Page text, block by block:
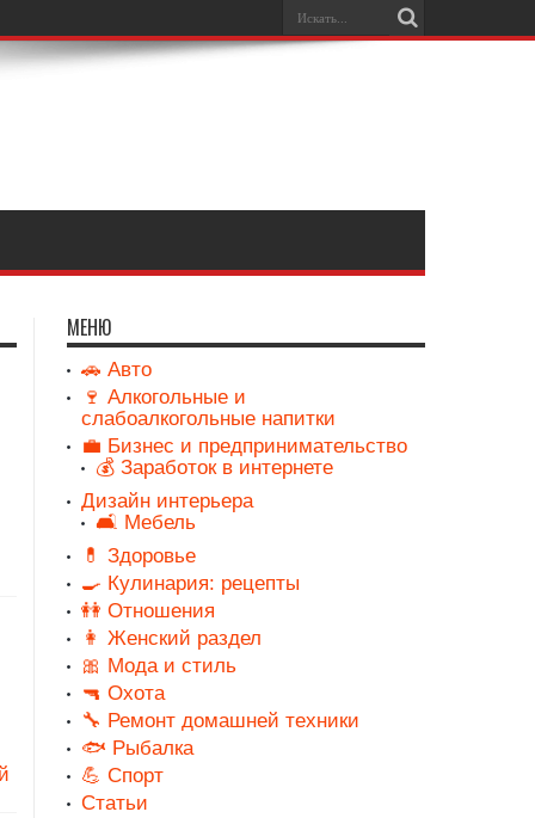
МЕНЮ
🚗 Авто
🍷 Алкогольные и
слабоалкогольные напитки
💼 Бизнес и предпринимательство
💰 Заработок в интернете
Дизайн интерьера
🛋️ Мебель
💊 Здоровье
🍳 Кулинария: рецепты
👭 Отношения
👩 Женский раздел
🎀 Мода и стиль
🔫 Охота
🔧 Ремонт домашней техники
🐟 Рыбалка
💪 Спорт
Статьи